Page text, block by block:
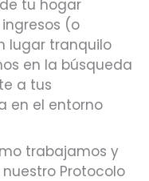
tu hogar
(o
lugar tranquilo
en la búsqueda
a tus
en el entorno
trabajamos y
Protocolo